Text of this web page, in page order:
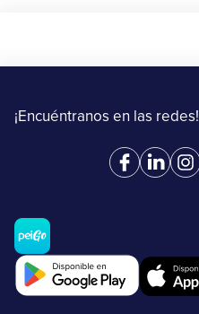
¡Encuéntranos en las redes!